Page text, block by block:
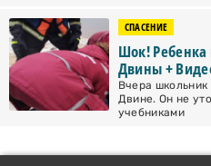
СПАСЕНИЕ
Шок!
Двины +
Вчера школьник
Двине. Он не
учебниками